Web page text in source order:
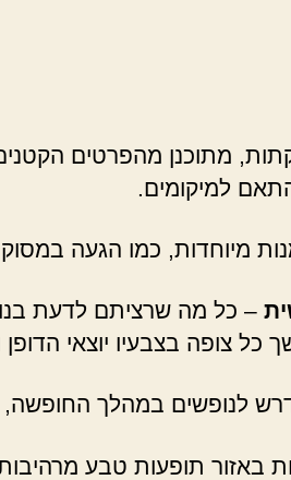
מתוכנן מהפרטים
למיקומים.
מיוחדות, כמו הגעה
– כל מה שרציתם לדעת
צופה בצבעיו יוצאי הדופן
לנופשים במהלך החופשה,
באזור תופעות טבע